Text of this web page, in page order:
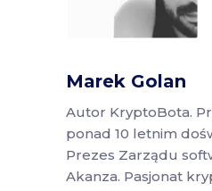
Marek Golan
Autor KryptoBota.
ponad 10 letnim
Prezes Zarządu
Akanza. Pasjonat